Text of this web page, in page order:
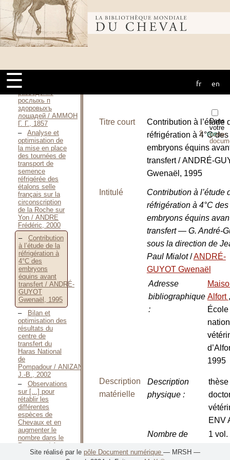
Bibliothèque
mondiale du
cheval
☰ fr en
1831
Handbuch der
gesammten
Gestüts-Kunde
und
средство кь
рослыхь п
здоровыхъ
лошaдeй / AMMOH
Г. Г., 1857
Analyse et
optimisation de
la mise en place
des tournées de
transport de
semence
réfrigérée des
étalons selle
français sur la
circonscription
de la Roche sur
Yon / ANDRE
Frédéric, 2000
Contribution
à l’étude de la
réfrigération à
4°C des
embryons
équins avant
transfert / ANDRÉ-
GUYOT
Gwenaël, 1995
Bilan et
optimisation des
résultats du
centre de
transfert du
Haras National
de
Pompadour / ANIZAN
J.-B., 2002
Observations
sur [...] pour
rétablir les
différentes
espèces de
Chevaux et en
augmenter le
nombre dans le
Royaume / Anonyme,
1771
Dans
votre
porte-
⇪PDF
Titre court
Contribution à l’étude
réfrigération à 4°C des
embryons équins
transfert / ANDRÉ-
Gwenaël, 1995
Intitulé
Contribution à l’étude
réfrigération à 4°C des
embryons équins
transfert — G. André-
sous la direction de
Paul Mialot/ANDRÉ-
GUYOT Gwenaël
Adresse
bibliographique
:
Alfort ,
École
1995
Description
matérielle
Description
physique:
thèse
ENV
Nombre de
1 vol.
Site réalisé par le pôle Document numérique — MRSH —